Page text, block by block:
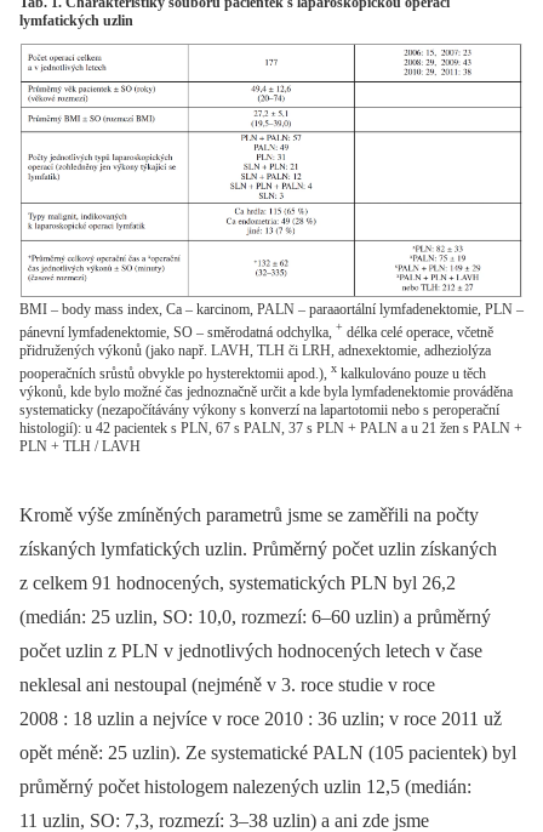
lymfatických uzlin
BMI – body mass index, Ca – karcinom, PALN – paraaortální lymfadenektomie, PLN –
pánevní lymfadenektomie, SO – směrodatná odchylka, + délka celé operace, včetně
přidružených výkonů (jako např. LAVH, TLH či LRH, adnexektomie, adheziolýza
pooperačních srůstů obvykle po hysterektomii apod.), x kalkulováno pouze u těch
výkonů, kde bylo možné čas jednoznačně určit a kde byla lymfadenektomie prováděna
systematicky (nezapočítávány výkony s konverzí na lapartotomii nebo s peroperační
histologií): u 42 pacientek s PLN, 67 s PALN, 37 s PLN + PALN a u 21 žen s PALN +
PLN + TLH / LAVH
Kromě výše zmíněných parametrů jsme se zaměřili na počty
získaných lymfatických uzlin. Průměrný počet uzlin získaných
z celkem 91 hodnocených, systematických PLN byl 26,2
(medián: 25 uzlin, SO: 10,0, rozmezí: 6–60 uzlin) a průměrný
počet uzlin z PLN v jednotlivých hodnocených letech v čase
neklesal ani nestoupal (nejméně v 3. roce studie v roce
2008 : 18 uzlin a nejvíce v roce 2010 : 36 uzlin; v roce 2011 už
opět méně: 25 uzlin). Ze systematické PALN (105 pacientek) byl
průměrný počet histologem nalezených uzlin 12,5 (medián:
11 uzlin, SO: 7,3, rozmezí: 3–38 uzlin) a ani zde jsme